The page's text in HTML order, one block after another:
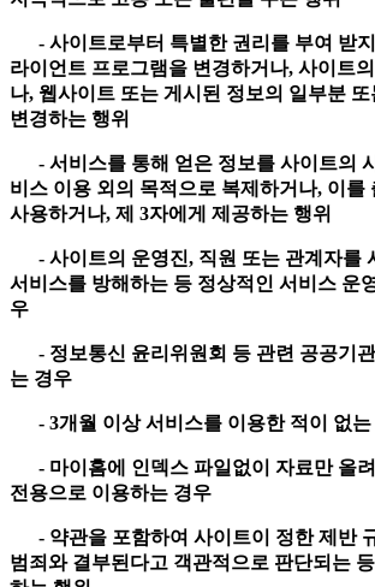
- 사이트로부터 특별한 권리를 부여 받
라이언트 프로그램을 변경하거나, 사이트
나, 웹사이트 또는 게시된 정보의 일부분
변경하는 행위
- 서비스를 통해 얻은 정보를 사이트의
비스 이용 외의 목적으로 복제하거나, 이를
사용하거나, 제 3자에게 제공하는 행위
- 사이트의 운영진, 직원 또는 관계자를
서비스를 방해하는 등 정상적인 서비스 운
우
- 정보통신 윤리위원회 등 관련 공공기
는 경우
- 3개월 이상 서비스를 이용한 적이 없는
- 마이홈에 인덱스 파일없이 자료만 올려
전용으로 이용하는 경우
- 약관을 포함하여 사이트이 정한 제반
범죄와 결부된다고 객관적으로 판단되는